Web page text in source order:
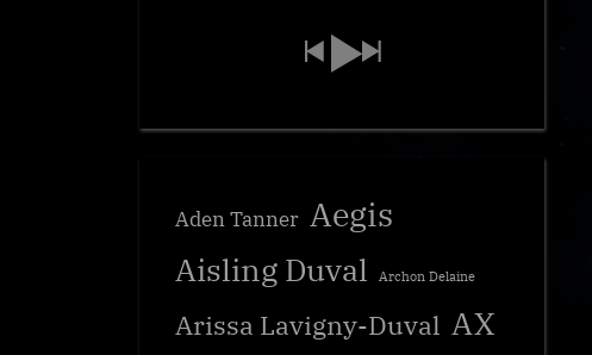
Aden Tanner Aegis
Aisling Duval Archon Delaine
Arissa Lavigny-Duval AX